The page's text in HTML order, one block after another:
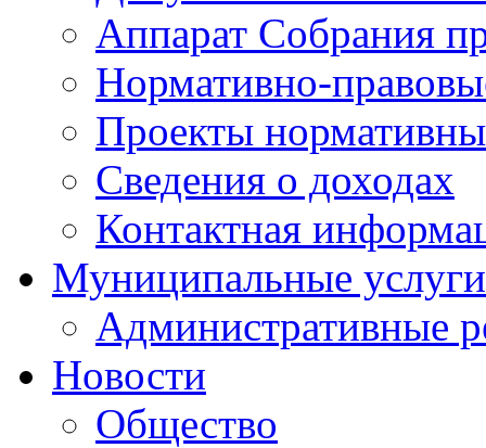
Аппарат Собрания
Нормативно-
Проекты
Сведения о доходах
Контактная
Муниципальные услуги
Административные
Новости
Общество